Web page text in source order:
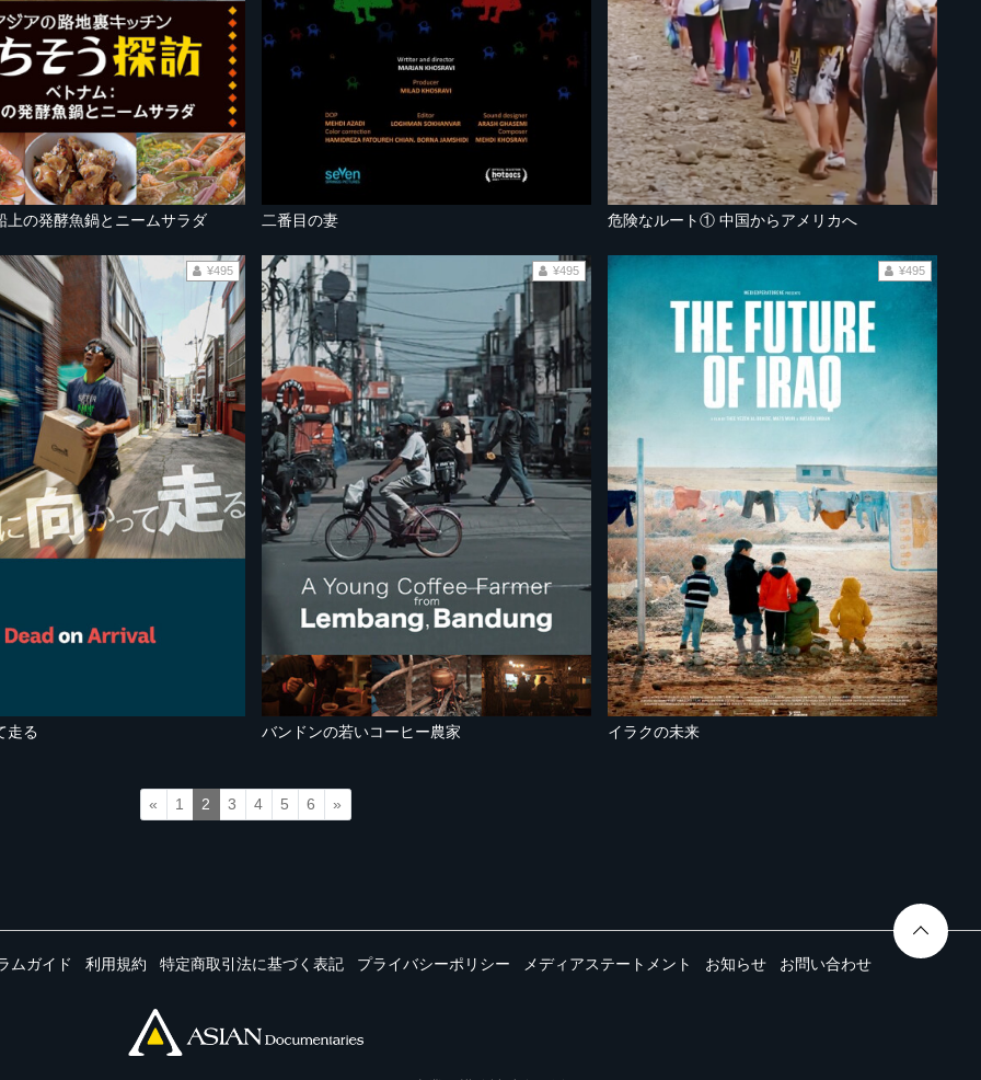
上の発酵魚鍋とニームサラダ 二番目の妻 危険なルート① 中国からアメリカへ
走る
¥495
バンドンの若いコーヒー農家
¥495
イラクの未来
¥495
« 1 2 3 4 5 6 »
ムガイド 利用規約 特定商取引法に基づく表記 プライバシーポリシー メディアステートメント お知らせ お問い合わせ